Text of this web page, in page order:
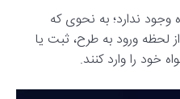
در شیوه ثبت ۵ شماره وجود ندارد؛ به نحوی که
هر ۵ شماره را از لحظه ورود به طرح، ثبت یا
خود را وارد کنند.